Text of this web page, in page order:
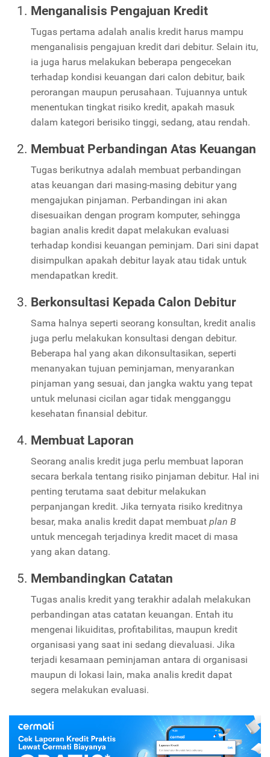
Menganalisis Pengajuan Kredit
Tugas pertama adalah analis kredit harus mampu
menganalisis pengajuan kredit dari debitur. Selain itu,
ia juga harus melakukan beberapa pengecekan
terhadap kondisi keuangan dari calon debitur, baik
perorangan maupun perusahaan. Tujuannya untuk
menentukan tingkat risiko kredit, apakah masuk
dalam kategori berisiko tinggi, sedang, atau rendah.
Membuat Perbandingan Atas Keuangan
Tugas berikutnya adalah membuat perbandingan
atas keuangan dari masing-masing debitur yang
mengajukan pinjaman. Perbandingan ini akan
disesuaikan dengan program komputer, sehingga
bagian analis kredit dapat melakukan evaluasi
terhadap kondisi keuangan peminjam. Dari sini dapat
disimpulkan apakah debitur layak atau tidak untuk
mendapatkan kredit.
Berkonsultasi Kepada Calon Debitur
Sama halnya seperti seorang konsultan, kredit analis
juga perlu melakukan konsultasi dengan debitur.
Beberapa hal yang akan dikonsultasikan, seperti
menanyakan tujuan peminjaman, menyarankan
pinjaman yang sesuai, dan jangka waktu yang tepat
untuk melunasi cicilan agar tidak mengganggu
kesehatan finansial debitur.
Membuat Laporan
Seorang analis kredit juga perlu membuat laporan
secara berkala tentang risiko pinjaman debitur. Hal ini
penting terutama saat debitur melakukan
perpanjangan kredit. Jika ternyata risiko kreditnya
besar, maka analis kredit dapat membuat plan B
untuk mencegah terjadinya kredit macet di masa
yang akan datang.
Membandingkan Catatan
Tugas analis kredit yang terakhir adalah melakukan
perbandingan atas catatan keuangan. Entah itu
mengenai likuiditas, profitabilitas, maupun kredit
organisasi yang saat ini sedang dievaluasi. Jika
terjadi kesamaan peminjaman antara di organisasi
maupun di lokasi lain, maka analis kredit dapat
segera melakukan evaluasi.